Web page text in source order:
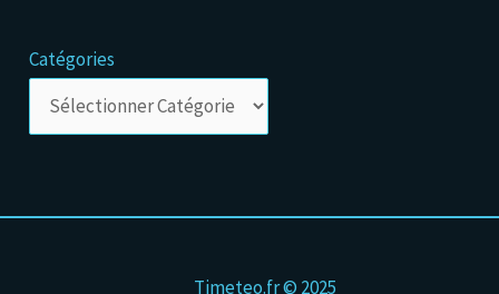
Catégories
Timeteo.fr © 2025